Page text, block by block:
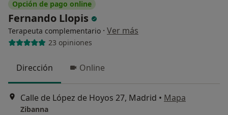
Opción de pago online
Fernando Llopis
Terapeuta complementario · Ver más
23 opiniones
Dirección Online
Calle de López de Hoyos 27, Madrid • Mapa
Zibanna